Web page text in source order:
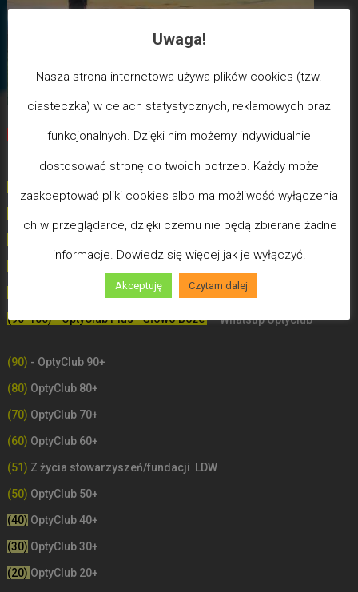
Biegun Maksymalizmu -Poziom wcześniejszej śmierci
biologicznej
(100) - Bóg/Duch istnieje / JA JESTEM
- Poziom Zdrowia (Uzdrowień)
(90-100) - OptyClub Plus- Słowo Boże
(90) - OptyClub 90+
(80) OptyClub 80+
(70) OptyClub 70+
(60) OptyClub 60+
(51) Z życia stowarzyszeń/fundacji LDW
(50) OptyClub 50+
(40) OptyClub 40+
(30) OptyClub 30+
(20) OptyClub 20+
Uwaga!
Nasza strona internetowa używa plików cookies (tzw.
ciasteczka) w celach statystycznych, reklamowych oraz
funkcjonalnych. Dzięki nim możemy indywidualnie
dostosować stronę do twoich potrzeb. Każdy może
zaakceptować pliki cookies albo ma możliwość wyłączenia
ich w przeglądarce, dzięki czemu nie będą zbierane żadne
informacje. Dowiedz się więcej jak je wyłączyć.
Akceptuję Czytam dalej